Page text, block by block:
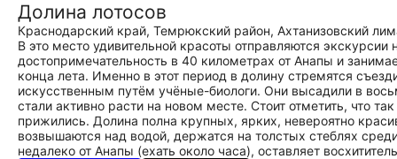
Долина лотосов
Краснодарский край, Темрюкский район, Ахтанизовский
В это место удивительной красоты отправляются
достопримечательность в 40 километрах от Анапы и
конца лета. Именно в этот период в долину стремятся
искусственным путём учёные-биологи. Они высадили в
стали активно расти на новом месте. Стоит отметить, что
прижились. Долина полна крупных, ярких, невероятно
возвышаются над водой, держатся на толстых стеблях
недалеко от Анапы (ехать около часа), оставляет